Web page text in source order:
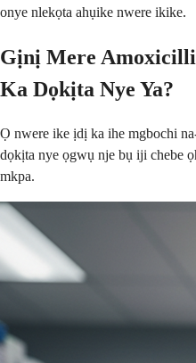
onye nlekọta ahụike nwere ikike.
Gịnị Mere
Ka Dọkịta Nye Ya?
Ọ nwere ike ịdị ka ihe mgbochi
dọkịta nye ọgwụ nje bụ iji chebe
mkpa.